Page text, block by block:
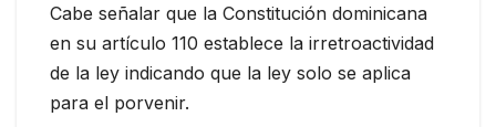
Cabe señalar que la Constitución dominicana
en su artículo 110 establece la irretroactividad
de la ley indicando que la ley solo se aplica
para el porvenir.